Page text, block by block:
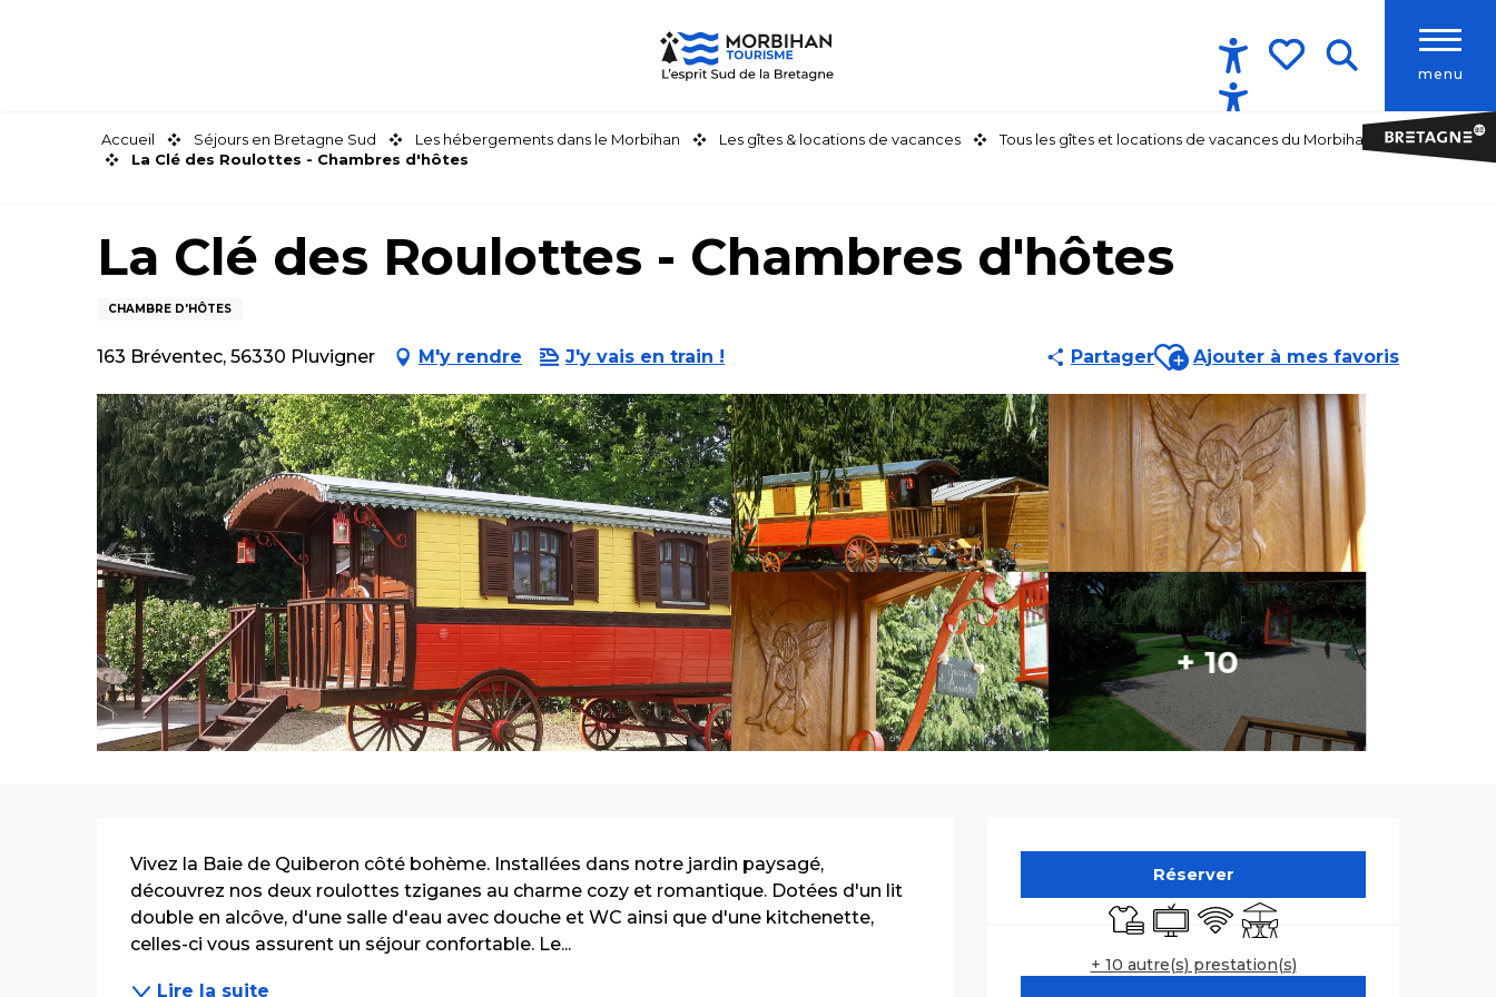
menu
Accessibilité
Accueil Séjours en Bretagne Sud Les hébergements dans le Morbihan Les gîtes & locations de vacances
Tous les gîtes et locations de vacances du Morbihan
La Clé des Roulottes - Chambres d'hôtes
La Clé des Roulottes - Chambres d'hôtes
CHAMBRE D'HÔTES
163 Bréventec, 56330 Pluvigner M'y rendre J'y vais en train ! PartagerAjouter aux favoris
Ajouter à mes favoris
+ 10
Ouverture et
Réserver
Draps et linge
Télévision
WiFi Terrasse
+ 10 autre(s) prestation(s)
Description
Vivez la Baie de Quiberon côté bohème. Installées dans notre jardin paysagé,
découvrez nos deux roulottes tziganes au charme cozy et romantique. Dotées d'un lit
double en alcôve, d'une salle d'eau avec douche et WC ainsi que d'une kitchenette,
celles-ci vous assurent un séjour confortable. Le...
Lire la suite